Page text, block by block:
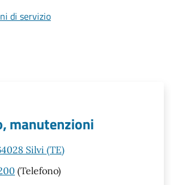
di servizio
manutenzioni
Silvi (TE)
(Telefono)